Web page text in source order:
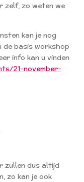
zelf, zo weten we
kan je nog
de basis workshop
info kan u vinden
21-november-
zullen dus altijd
zo kan je ook